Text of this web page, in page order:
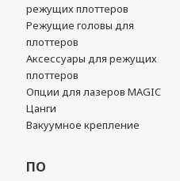
режущих плоттеров
Режущие головы для
плоттеров
Аксессуары для режущих
плоттеров
Опции для лазеров MAGIC
Цанги
Вакуумное крепление
ПО